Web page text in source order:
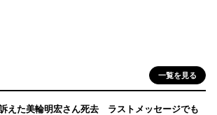
一覧を見る
えた美輪明宏さん死去 ラストメッセージでも